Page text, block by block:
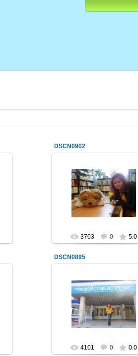
DSCN0902
19.05.2013
Синяя_ворона_
3703 0 5.0
DSCN0895
19.05.2013
Синяя_ворона_
4101 0 0.0